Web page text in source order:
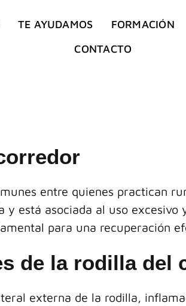
TE AYUDAMOS FORMACIÓN
CONTACTO
entre quienes practican
está asociada al uso excesivo
para una recuperación
de la rodilla del
externa de la rodilla,